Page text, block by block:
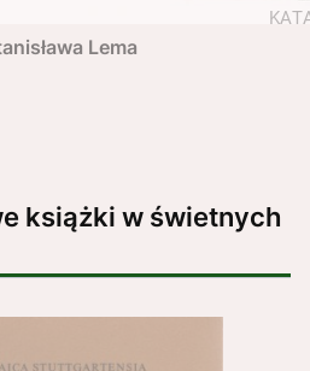
Lema
książki w świetnych